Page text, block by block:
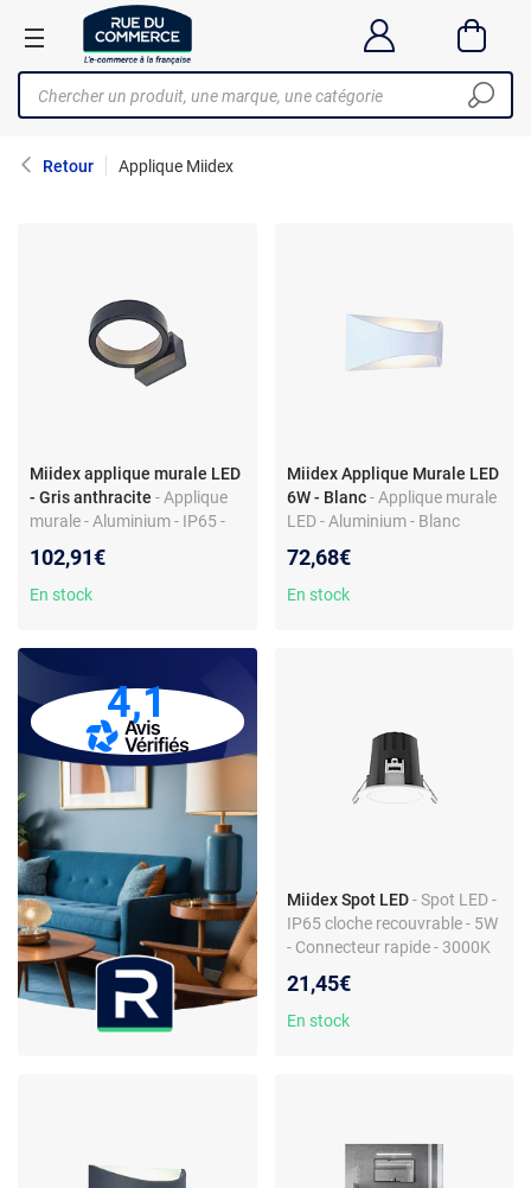
Retour Applique Miidex
Miidex applique murale LED
- Gris anthracite - Applique
murale - Aluminium - IP65 -
102,91€
En stock
Miidex Applique Murale LED
6W - Blanc - Applique murale
LED - Aluminium - Blanc
90 x 80 mm
72,68€
En stock
4,1
Miidex Spot LED - Spot LED -
IP65 cloche recouvrable - 5W
- Connecteur rapide - 3000K
21,45€
En stock